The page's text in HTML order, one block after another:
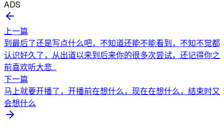
ADS
上一篇
到最后了还是写点什么吧，不知道还能不能看到，不知不觉都
认识好久了，从出道以来到后来你的很多次尝试，还记得你之
前喜欢听大悲...
下一篇
马上就要开播了，开播前在想什么，现在在想什么，结束时又
会想什么